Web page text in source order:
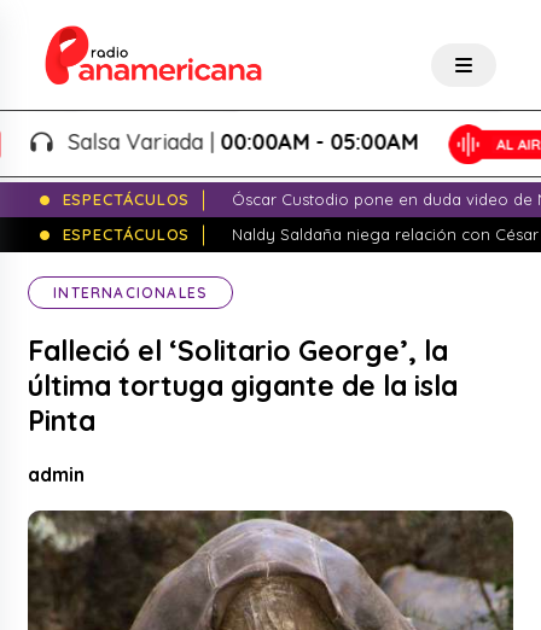
Salsa Variada |00:00AM - 05:00AM
ESPECTÁCULOS
Óscar Custodio pone en duda video de
ESPECTÁCULOS
Naldy Saldaña niega relación con
INTERNACIONALES
Falleció el ‘Solitario George’, la
última tortuga gigante de la isla
Pinta
admin